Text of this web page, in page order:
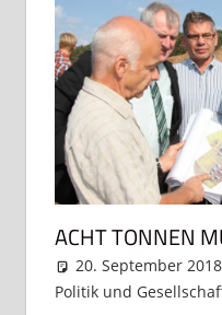
ACHT TONNEN
20. September 2018
Politik und